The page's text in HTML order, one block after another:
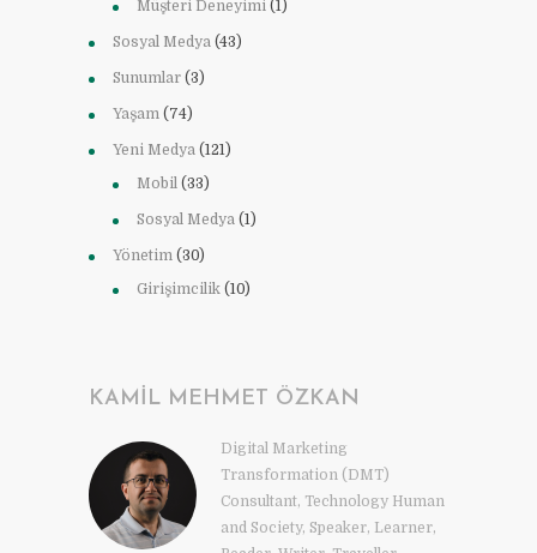
Müşteri Deneyimi (1)
Sosyal Medya (43)
Sunumlar (3)
Yaşam (74)
Yeni Medya (121)
Mobil (33)
Sosyal Medya (1)
Yönetim (30)
Girişimcilik (10)
KAMIL MEHMET ÖZKAN
Digital Marketing
Transformation (DMT)
Consultant, Technology Human
and Society, Speaker, Learner,